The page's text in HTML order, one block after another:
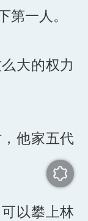
第一人。
大的权力
他家五代
以攀上林